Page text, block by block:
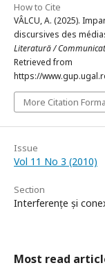
How to Cite
VÂLCU, A. (2025).
discursives des
Literatură /
Retrieved from
https://
More Citation
Issue
Vol 11 No 3 (2010)
Section
Interferențe și
Most read